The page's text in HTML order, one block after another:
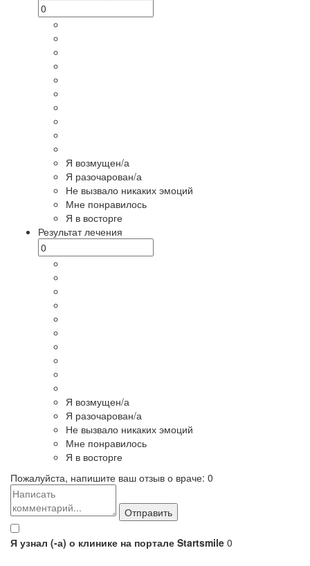
Я возмущен/а
Я разочарован/а
Не вызвало никаких эмоций
Мне понравилось
Я в восторге
Результат лечения
Я возмущен/а
Я разочарован/а
Не вызвало никаких эмоций
Мне понравилось
Я в восторге
Пожалуйста, напишите ваш отзыв о враче: 0
Я узнал (-а) о клинике на портале Startsmile 0